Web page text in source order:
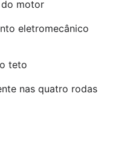
motor
eletromecânico
teto
nas quatro rodas